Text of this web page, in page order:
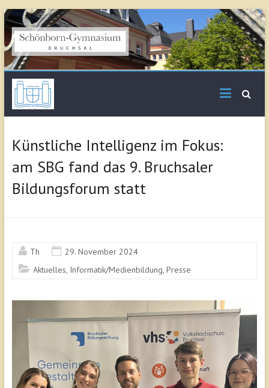
Skip
to
content
Gymnasium Bruchsal
Künstliche Intelligenz im Fokus:
am SBG fand das 9. Bruchsaler
Bildungsforum statt
Th
29. November 2024
Aktuelles, Informatik/Medienbildung, Presse